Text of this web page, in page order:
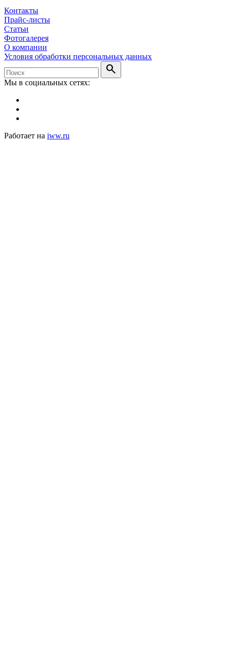
Контакты
Прайс-листы
Статьи
Фотогалерея
О компании
Условия обработки персональных данных
search
Мы в социальных сетях:
Работает на iww.ru